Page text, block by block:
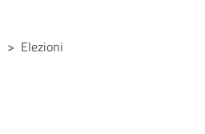
> Elezioni